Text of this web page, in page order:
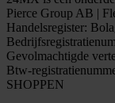
Pierce Group AB |
Handelsregister:
Gevolmachtigde
Btw-
SHOPPEN